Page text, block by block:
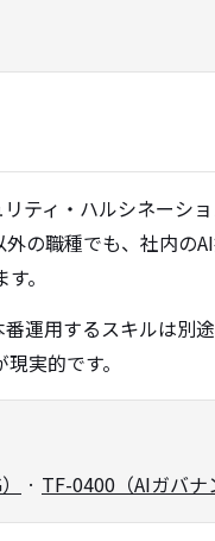
ティ・ハルシネーショ
の職種でも、社内の
。
運用するスキルは別
実的です。
· TF-0400（AIガバナ